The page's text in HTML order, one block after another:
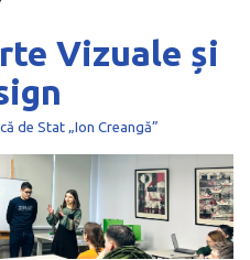
Vizuale și
de Stat „Ion Creangă”